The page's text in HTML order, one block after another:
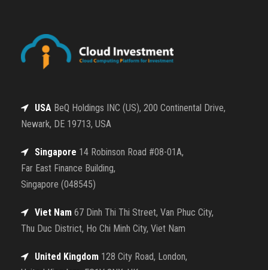
USA BeQ Holdings INC (US), 200 Continental Drive,
Newark, DE 19713, USA
Singapore 14 Robinson Road #08-01A,
Far East Finance Building,
Singapore (048545)
Viet Nam 67 Dinh Thi Thi Street, Van Phuc City,
Thu Duc District, Ho Chi Minh City, Viet Nam
United Kingdom 128 City Road, London,